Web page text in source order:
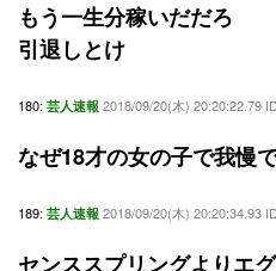
もう一生分稼いだだろ
引退しとけ
180: 芸人速報 2018/09/20(木) 20:20:22.79
なぜ18才の女の子で我慢
189: 芸人速報 2018/09/20(木) 20:20:34.93
センススプリングよりエ